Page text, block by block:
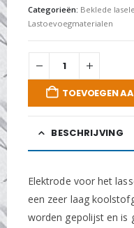
Categorieën: Beklede
Lastoevoegmaterialen
TOEVOEGEN
BESCHRIJVING
Elektrode voor het
een zeer laag
worden gepolijst en is